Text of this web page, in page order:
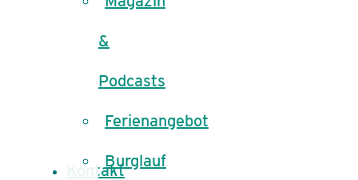
&
Podcasts
Ferienangebot
Burglauf
Kontakt